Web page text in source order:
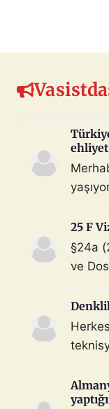
araç
25 F
§24a
ve
geride
Özeti:
ettim.